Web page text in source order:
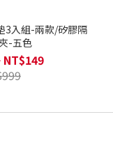
3入組-兩款/矽膠隔
-五色
NT$149